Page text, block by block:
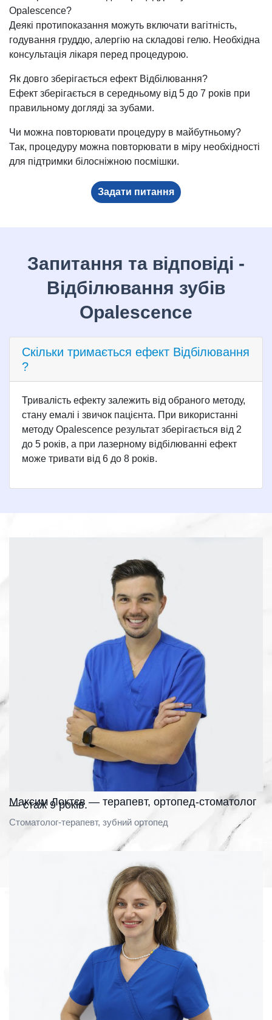
Opalescence?
Деякі протипоказання можуть включати вагітність,
годування груддю, алергію на складові гелю. Необхідна
консультація лікаря перед процедурою.
Як довго зберігається ефект Відбілювання?
Ефект зберігається в середньому від 5 до 7 років при
правильному догляді за зубами.
Чи можна повторювати процедуру в майбутньому?
Так, процедуру можна повторювати в міру необхідності
для підтримки білосніжною посмішки.
Задати питання
Запитання та відповіді -
Відбілювання зубів
Opalescence
Скільки тримається ефект Відбілювання
?
Тривалість ефекту залежить від обраного методу,
стану емалі і звичок пацієнта. При використанні
методу Opalescence результат зберігається від 2
до 5 років, а при лазерному відбілюванні ефект
може тривати від 6 до 8 років.
Максим Локтєв — терапевт, ортопед-стоматолог
— стаж 9 років.
Стоматолог-терапевт, зубний ортопед